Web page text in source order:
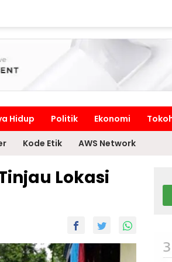
Hidup Politik Ekonomi
Kode Etik AWS Network
Lokasi